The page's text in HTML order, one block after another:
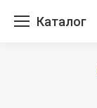
Каталог